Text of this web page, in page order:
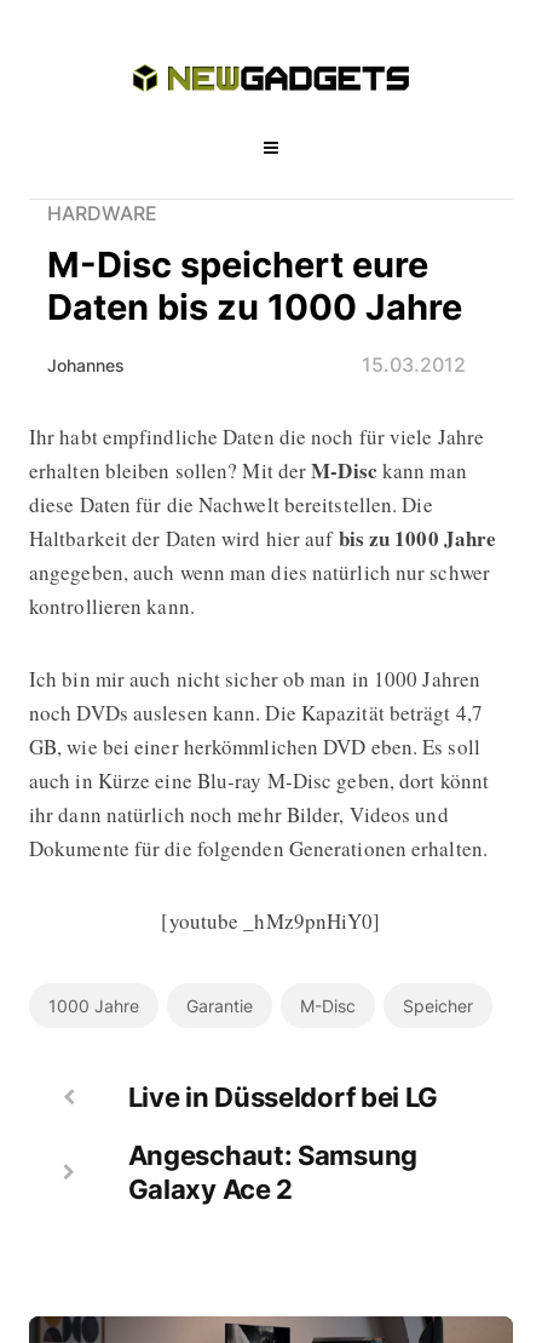
HARDWARE
M-Disc speichert eure
Daten bis zu 1000 Jahre
Johannes 15.03.2012
M-Disc speichert eure Daten bis zu
Ihr habt empfindliche Daten die noch für viele Jahre
erhalten bleiben sollen? Mit derM-Disc kann man
diese Daten für die Nachwelt bereitstellen. Die
Haltbarkeit der Daten wird hier aufbis zu 1000 Jahre
angegeben, auch wenn man dies natürlich nur schwer
kontrollieren kann.
Ich bin mir auch nicht sicher ob man in 1000 Jahren
noch DVDs auslesen kann. Die Kapazität beträgt 4,7
GB, wie bei einer herkömmlichen DVD eben. Es soll
auch in Kürze eine Blu-ray M-Disc geben, dort könnt
ihr dann natürlich noch mehr Bilder, Videos und
Dokumente für die folgenden Generationen erhalten.
[youtube _hMz9pnHiY0]
1000 Jahre Garantie M-Disc Speicher
Live in Düsseldorf bei LG
Angeschaut: Samsung
Galaxy Ace 2